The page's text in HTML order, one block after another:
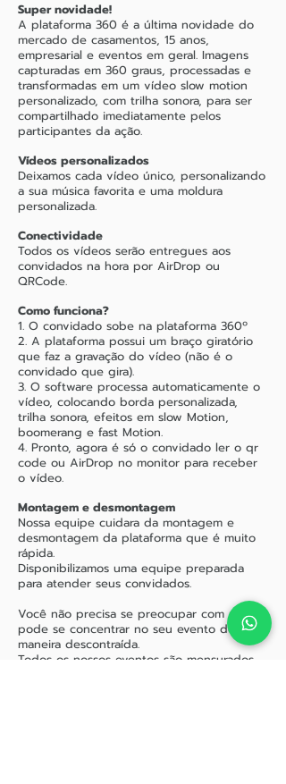
Super novidade!
A plataforma 360 é a última novidade do
mercado de casamentos, 15 anos,
empresarial e eventos em geral. Imagens
capturadas em 360 graus, processadas e
transformadas em um vídeo slow motion
personalizado, com trilha sonora, para ser
compartilhado imediatamente pelos
participantes da ação.
Vídeos personalizados
Deixamos cada vídeo único, personalizando
a sua música favorita e uma moldura
personalizada.
Conectividade
Todos os vídeos serão entregues aos
convidados na hora por AirDrop ou
QRCode.
Como funciona?
1. O convidado sobe na plataforma 360º
2. A plataforma possui um braço giratório
que faz a gravação do vídeo (não é o
convidado que gira).
3. O software processa automaticamente o
vídeo, colocando borda personalizada,
trilha sonora, efeitos em slow Motion,
boomerang e fast Motion.
4. Pronto, agora é só o convidado ler o qr
code ou AirDrop no monitor para receber
o vídeo.
Montagem e desmontagem
Nossa equipe cuidara da montagem e
desmontagem da plataforma que é muito
rápida.
Disponibilizamos uma equipe preparada
para atender seus convidados.
Você não precisa se preocupar com nada e
pode se concentrar no seu evento de
maneira descontraída.
Todos os nossos eventos são mensurados.